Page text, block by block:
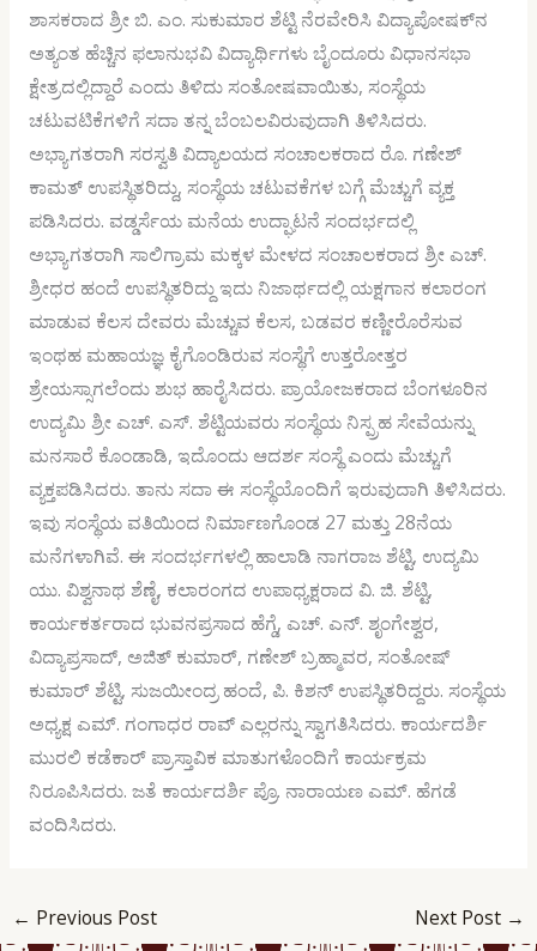
ಶಾಸಕರಾದ ಶ್ರೀ ಬಿ. ಎಂ. ಸುಕುಮಾರ ಶೆಟ್ಟಿ ನೆರವೇರಿಸಿ ವಿದ್ಯಾಪೋಷಕ್‍ನ
ಅತ್ಯಂತ ಹೆಚ್ಚಿನ ಫಲಾನುಭವಿ ವಿದ್ಯಾರ್ಥಿಗಳು ಬೈಂದೂರು ವಿಧಾನಸಭಾ
ಕ್ಷೇತ್ರದಲ್ಲಿದ್ದಾರೆ ಎಂದು ತಿಳಿದು ಸಂತೋಷವಾಯಿತು, ಸಂಸ್ಥೆಯ
ಚಟುವಟಿಕೆಗಳಿಗೆ ಸದಾ ತನ್ನ ಬೆಂಬಲವಿರುವುದಾಗಿ ತಿಳಿಸಿದರು.
ಅಭ್ಯಾಗತರಾಗಿ ಸರಸ್ವತಿ ವಿದ್ಯಾಲಯದ ಸಂಚಾಲಕರಾದ ರೊ. ಗಣೇಶ್
ಕಾಮತ್ ಉಪಸ್ಥಿತರಿದ್ದು, ಸಂಸ್ಥೆಯ ಚಟುವಕೆಗಳ ಬಗ್ಗೆ ಮೆಚ್ಚುಗೆ ವ್ಯಕ್ತ
ಪಡಿಸಿದರು. ವಡ್ಡರ್ಸೆಯ ಮನೆಯ ಉದ್ಘಾಟನೆ ಸಂದರ್ಭದಲ್ಲಿ
ಅಭ್ಯಾಗತರಾಗಿ ಸಾಲಿಗ್ರಾಮ ಮಕ್ಕಳ ಮೇಳದ ಸಂಚಾಲಕರಾದ ಶ್ರೀ ಎಚ್.
ಶ್ರೀಧರ ಹಂದೆ ಉಪಸ್ಥಿತರಿದ್ದು ಇದು ನಿಜಾರ್ಥದಲ್ಲಿ ಯಕ್ಷಗಾನ ಕಲಾರಂಗ
ಮಾಡುವ ಕೆಲಸ ದೇವರು ಮೆಚ್ಚುವ ಕೆಲಸ, ಬಡವರ ಕಣ್ಣೀರೊರೆಸುವ
ಇಂಥಹ ಮಹಾಯಜ್ಞ ಕೈಗೊಂಡಿರುವ ಸಂಸ್ಥೆಗೆ ಉತ್ತರೋತ್ತರ
ಶ್ರೇಯಸ್ಸಾಗಲೆಂದು ಶುಭ ಹಾರೈಸಿದರು. ಪ್ರಾಯೋಜಕರಾದ ಬೆಂಗಳೂರಿನ
ಉದ್ಯಮಿ ಶ್ರೀ ಎಚ್. ಎಸ್. ಶೆಟ್ಟಿಯವರು ಸಂಸ್ಥೆಯ ನಿಸ್ಪ್ರಹ ಸೇವೆಯನ್ನು
ಮನಸಾರೆ ಕೊಂಡಾಡಿ, ಇದೊಂದು ಆದರ್ಶ ಸಂಸ್ಥೆ ಎಂದು ಮೆಚ್ಚುಗೆ
ವ್ಯಕ್ತಪಡಿಸಿದರು. ತಾನು ಸದಾ ಈ ಸಂಸ್ಥೆಯೊಂದಿಗೆ ಇರುವುದಾಗಿ ತಿಳಿಸಿದರು.
ಇವು ಸಂಸ್ಥೆಯ ವತಿಯಿಂದ ನಿರ್ಮಾಣಗೊಂಡ 27 ಮತ್ತು 28ನೆಯ
ಮನೆಗಳಾಗಿವೆ. ಈ ಸಂದರ್ಭಗಳಲ್ಲಿ ಹಾಲಾಡಿ ನಾಗರಾಜ ಶೆಟ್ಟಿ, ಉದ್ಯಮಿ
ಯು. ವಿಶ್ವನಾಥ ಶೆಣೈ, ಕಲಾರಂಗದ ಉಪಾಧ್ಯಕ್ಷರಾದ ವಿ. ಜಿ. ಶೆಟ್ಟಿ,
ಕಾರ್ಯಕರ್ತರಾದ ಭುವನಪ್ರಸಾದ ಹೆಗ್ಡೆ, ಎಚ್. ಎನ್. ಶೃಂಗೇಶ್ವರ,
ವಿದ್ಯಾಪ್ರಸಾದ್, ಅಜಿತ್ ಕುಮಾರ್, ಗಣೇಶ್ ಬ್ರಹ್ಮಾವರ, ಸಂತೋಷ್
ಕುಮಾರ್ ಶೆಟ್ಟಿ, ಸುಜಯೀಂದ್ರ ಹಂದೆ, ಪಿ. ಕಿಶನ್ ಉಪಸ್ಥಿತರಿದ್ದರು. ಸಂಸ್ಥೆಯ
ಅಧ್ಯಕ್ಷ ಎಮ್. ಗಂಗಾಧರ ರಾವ್ ಎಲ್ಲರನ್ನು ಸ್ವಾಗತಿಸಿದರು. ಕಾರ್ಯದರ್ಶಿ
ಮುರಲಿ ಕಡೆಕಾರ್ ಪ್ರಾಸ್ತಾವಿಕ ಮಾತುಗಳೊಂದಿಗೆ ಕಾರ್ಯಕ್ರಮ
ನಿರೂಪಿಸಿದರು. ಜತೆ ಕಾರ್ಯದರ್ಶಿ ಪ್ರೊ. ನಾರಾಯಣ ಎಮ್. ಹೆಗಡೆ
ವಂದಿಸಿದರು.
← Previous Post Next Post →